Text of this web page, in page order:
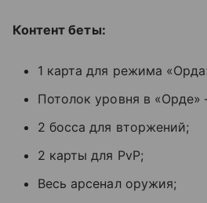
Контент беты:
1 карта для режима
Потолок уровня в
2 босса для вторжений;
2 карты для PvP;
Весь арсенал оружия;